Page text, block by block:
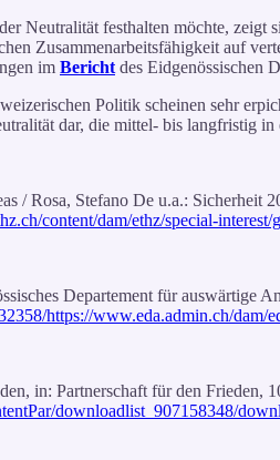
Neutralität festhalten möchte,
Zusammenarbeitsfähigkeit auf
im Bericht des Eidgenössischen
Politik scheinen sehr
dar, die mittel- bis langfristig
/ Rosa, Stefano De u.a.:
content/dam/ethz/special-
Departement für auswärtige
https://www.eda.admin.ch/
in: Partnerschaft für den Frieden,
downloadlist_907158348/